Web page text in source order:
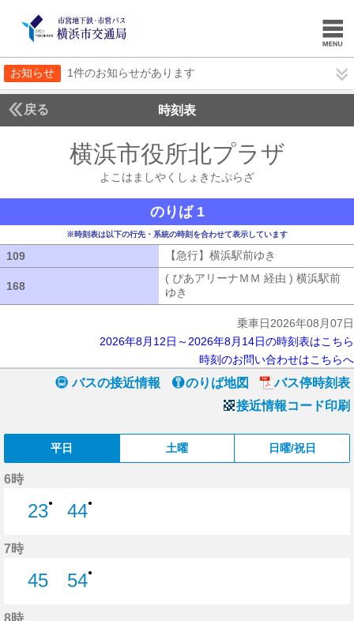
お知らせ 1件のお知らせがあります
戻る 時刻表
横浜市役所北プラザ
よこはましやくしょきたぷらざ
のりば 1
※時刻表は以下の行先・系統の時刻を合わせて表示しています
109 【急行】横浜駅前ゆき
168
( ぴあアリーナＭＭ 経由 ) 横浜駅前
ゆき
乗車日2026年08月07日
2026年8月12日～2026年8月14日の時刻表はこちら
時刻のお問い合わせはこちらへ
バスの接近情報 のりば地図
バス停時刻表
接近情報コード印刷
平日 土曜 日曜/祝日
6時
23●
44●
7時
45
54●
8時